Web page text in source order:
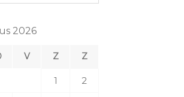
2026
V Z Z
1 2